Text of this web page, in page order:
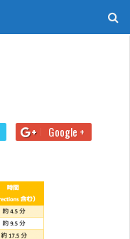
Google +